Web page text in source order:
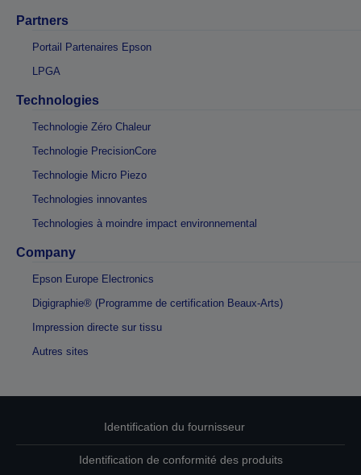
Partners
Portail Partenaires Epson
LPGA
Technologies
Technologie Zéro Chaleur
Technologie PrecisionCore
Technologie Micro Piezo
Technologies innovantes
Technologies à moindre impact environnemental
Company
Epson Europe Electronics
Digigraphie® (Programme de certification Beaux-Arts)
Impression directe sur tissu
Autres sites
Identification du fournisseur
Identification de conformité des produits